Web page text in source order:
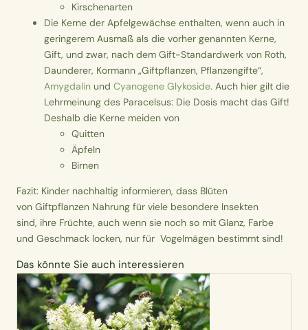
Kirschenarten
Die Kerne der Apfelgewächse enthalten, wenn auch in
geringerem Ausmaß als die vorher genannten Kerne,
Gift, und zwar, nach dem Gift-Standardwerk von Roth,
Daunderer, Kormann „Giftpflanzen, Pflanzengifte“,
Amygdalin und Cyanogene Glykoside. Auch hier gilt die
Lehrmeinung des Paracelsus: Die Dosis macht das Gift!
Deshalb die Kerne meiden von
Quitten
Äpfeln
Birnen
Fazit: Kinder nachhaltig informieren, dass Blüten
von Giftpflanzen Nahrung für viele besondere Insekten
sind, ihre Früchte, auch wenn sie noch so mit Glanz, Farbe
und Geschmack locken, nur für Vogelmägen bestimmt sind!
Das könnte Sie auch interessieren